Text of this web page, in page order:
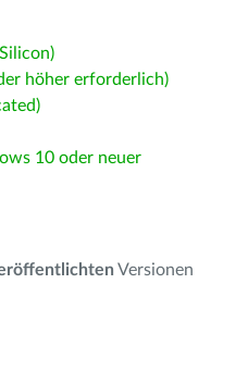
höher erforderlich)
10 oder neuer
Versionen